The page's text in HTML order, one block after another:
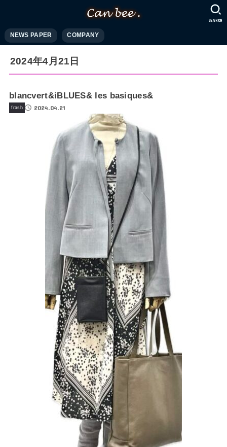
NEWS PAPER COMPANY
SEARCH
2024年4月21日
blancvert&iBLUES& les basiques&
frash 2024.04.21